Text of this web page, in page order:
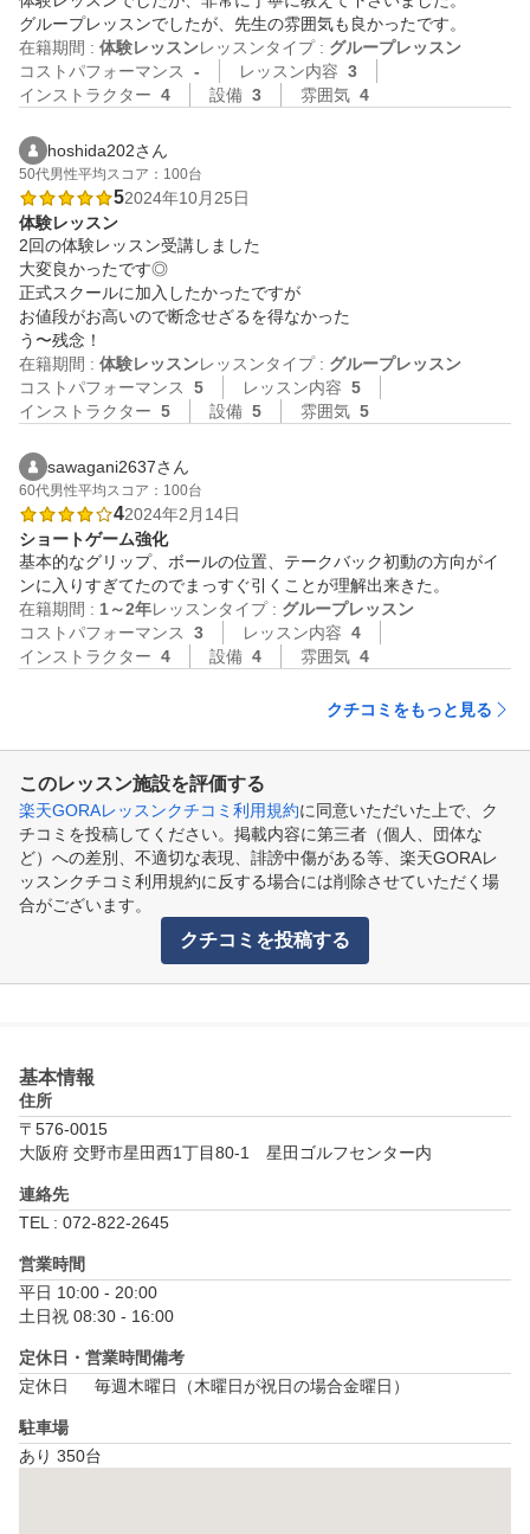
グループレッスンでしたが、先生の雰囲気も良かったです。
在籍期間 : 体験レッスンレッスンタイプ : グループレッスン
コストパフォーマンス
- レッスン内容 3
インストラクター 4 設備 3 雰囲気 4
hoshida202さん
50代男性平均スコア：100台
52024年10月25日
体験レッスン
2回の体験レッスン受講しました
大変良かったです◎
正式スクールに加入したかったですが
お値段がお高いので断念せざるを得なかった
う〜残念！
在籍期間 : 体験レッスンレッスンタイプ : グループレッスン
コストパフォーマンス
5 レッスン内容 5
インストラクター 5 設備 5 雰囲気 5
sawagani2637さん
60代男性平均スコア：100台
42024年2月14日
ショートゲーム強化
基本的なグリップ、ボールの位置、テークバック初動の方向がイ
ンに入りすぎてたのでまっすぐ引くことが理解出来きた。
在籍期間 : 1～2年レッスンタイプ : グループレッスン
コストパフォーマンス
3 レッスン内容 4
インストラクター 4 設備 4 雰囲気 4
クチコミをもっと見る
このレッスン施設を評価する
楽天GORAレッスンクチコミ利用規約に同意いただいた上で、ク
チコミを投稿してください。掲載内容に第三者（個人、団体な
ど）への差別、不適切な表現、誹謗中傷がある等、楽天GORAレ
ッスンクチコミ利用規約に反する場合には削除させていただく場
合がございます。
クチコミを投稿する
基本情報
住所
〒576-0015
大阪府 交野市星田西1丁目80-1　星田ゴルフセンター内
連絡先
TEL : 072-822-2645
営業時間
平日 10:00 - 20:00
土日祝 08:30 - 16:00
定休日・営業時間備考
定休日　	毎週木曜日（木曜日が祝日の場合金曜日）
駐車場
あり 350台